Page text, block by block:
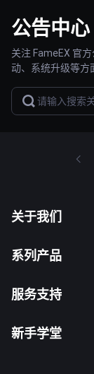
公告中心
关注 FameEX 官
动、系统升级等方
关于我们
系列产品
服务支持
新手学堂